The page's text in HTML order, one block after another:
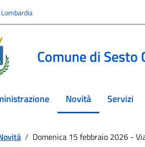
Comune di Sesto
Novità
menu selezionato
Servizi
/ Domenica 15 febbraio 2026 -